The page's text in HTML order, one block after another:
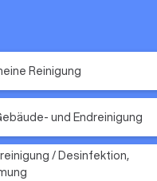
Reinigung
und Endreinigung
/ Desinfektion,